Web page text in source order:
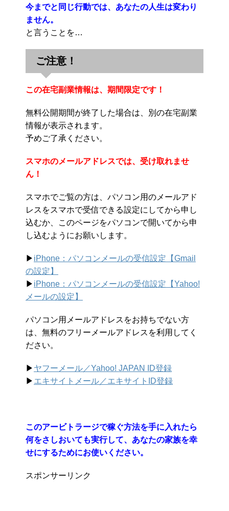
今までと同じ行動では、あなたの人生は変わり
ません。
と言うことを…
ご注意！
この在宅副業情報は、期間限定です！
無料公開期間が終了した場合は、別の在宅副業
情報が表示されます。
予めご了承ください。
スマホのメールアドレスでは、受け取れませ
ん！
スマホでご覧の方は、パソコン用のメールアド
レスをスマホで受信できる設定にしてから申し
込むか、このページをパソコンで開いてから申
し込むようにお願いします。
▶︎ iPhone：パソコンメールの受信設定【Gmail
の設定】
▶︎ iPhone：パソコンメールの受信設定【Yahoo!
メールの設定】
パソコン用メールアドレスをお持ちでない方
は、無料のフリーメールアドレスを利用してく
ださい。
▶︎ ヤフーメール／Yahoo! JAPAN ID登録
▶︎ エキサイトメール／エキサイトID登録
このアービトラージで稼ぐ方法を手に入れたら
何をさしおいても実行して、あなたの家族を幸
せにするためにお使いください。
スポンサーリンク